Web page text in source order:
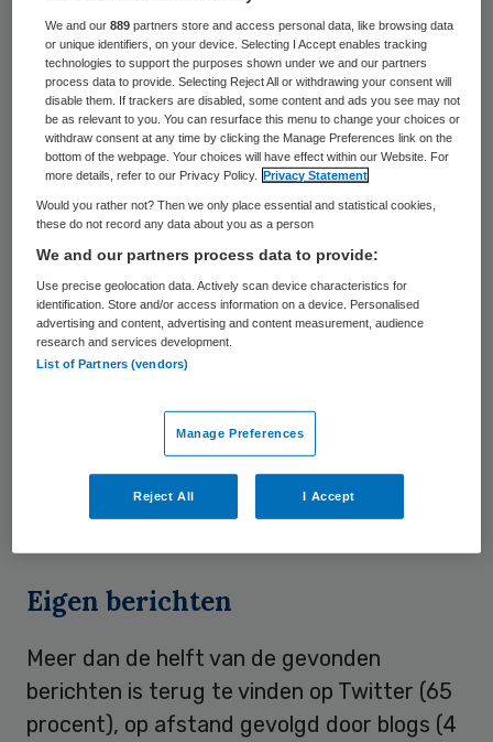
zorgverzekeraars miljoenen aan PR-waarde
liggen. Dat concluderen PR-bureau Porter
Novelli en online marketingadviesbureau
Clipit op basis van onderzoek onder 44
zorglabels in Nederland.
Op grond van de eigen inventarisatie
concluderen Porter Novelli en Clipit dat de
44 zorgverzekeraars de laatste twee
maanden van 2012 goed waren voor ruim
63.000 online berichten. Toch worden online
conversaties nauwelijks door
Zorgverzekeraars gebruiken social media
vooral als een middel om vragen van
consumenten rond bijvoorbeeld
Eigen berichten
Meer dan de helft van de gevonden
berichten is terug te vinden op Twitter (65
procent), op afstand gevolgd door blogs (4
We and our889 partners store and access personal data, like browsing data
or unique identifiers, on your device. Selecting I Accept enables tracking
technologies to support the purposes shown under we and our partners
process data to provide. Selecting Reject All or withdrawing your consent will
disable them. If trackers are disabled, some content and ads you see may not
be as relevant to you. You can resurface this menu to change your choices or
withdraw consent at any time by clicking the Manage Preferences link on the
bottom of the webpage. Your choices will have effect within our Website. For
more details, refer to our Privacy Policy.
Privacy Statement
Would you rather not? Then we only place essential and statistical cookies,
these do not record any data about you as a person
We and our partners process data to provide:
Use precise geolocation data. Actively scan device characteristics for
identification. Store and/or access information on a device. Personalised
advertising and content, advertising and content measurement, audience
research and services development.
List of Partners (vendors)
Manage Preferences
Reject All I Accept